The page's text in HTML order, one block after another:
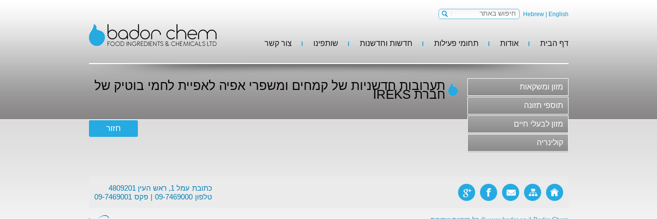
Hebrew| English
דף הבית אודות תחומי פעילות
תוספי תזונה
מזון לבעלי חיים
חדשות וחדשנות שותפינו צור קשר
מזון ומשקאות
משקאות וסירופים
גלידות, קינוחים וקונדיטוריה
חלב ומוצריו
בשר ומוצריו ותחליפי בשר
ריבות, דבש ודברי מתיקה
מזון פונקציונלי
תוספי תזונה
מזון לבעלי חיים
קולינריה
תערובות חדשניות של קמחים ומשפרי אפיה לאפיית לחמי בוטיק של
חברת IREKS
כתובת עמל 1, ראש העין 4809201
טלפון 09-7469000 פקס 09-7469001